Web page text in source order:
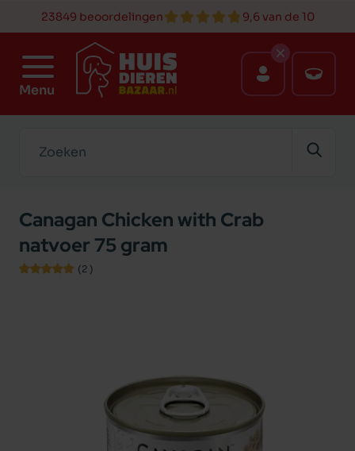
23849 beoordelingen 9,6 van de 10
Menu
Canagan Chicken with Crab
natvoer 75 gram
(2 )